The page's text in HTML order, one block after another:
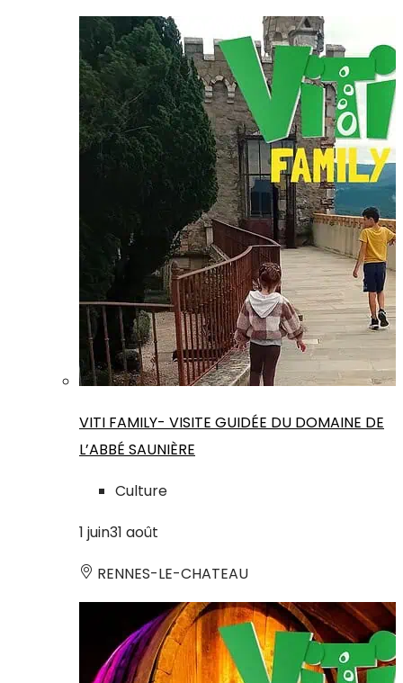
VITI FAMILY- VISITE GUIDÉE DU DOMAINE DE
L’ABBÉ SAUNIÈRE
Culture
1 juin31 août
RENNES-LE-CHATEAU